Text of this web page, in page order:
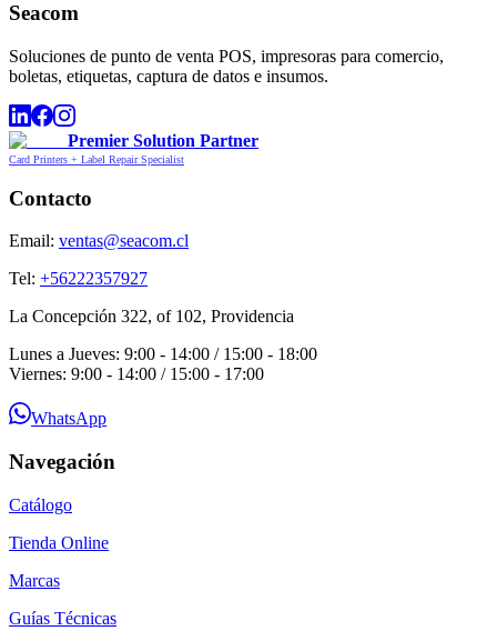
Seacom
Soluciones de punto de venta POS, impresoras para comercio,
boletas, etiquetas, captura de datos e insumos.
Premier Solution Partner
Card Printers + Label Repair Specialist
Contacto
Email: ventas@seacom.cl
Tel: +56222357927
La Concepción 322, of 102, Providencia
Lunes a Jueves: 9:00 - 14:00 / 15:00 - 18:00
Viernes: 9:00 - 14:00 / 15:00 - 17:00
WhatsApp
Navegación
Catálogo
Tienda Online
Marcas
Guías Técnicas